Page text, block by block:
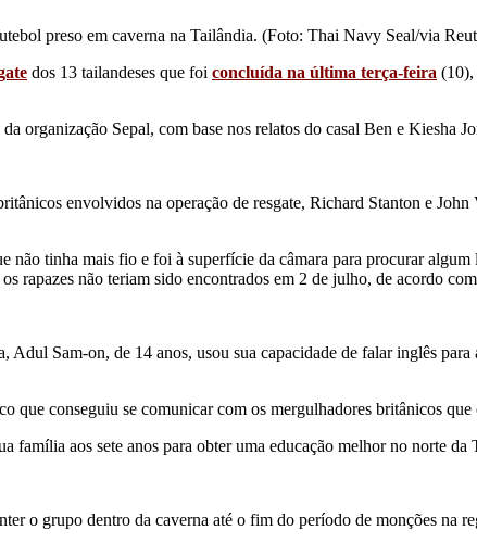
preso em caverna na Tailândia. (Foto: Thai Navy Seal/via
dos 13 tailandeses que foi concluída na última terça-feira (10),
organização Sepal, com base nos relatos do casal Ben e Kiesha
envolvidos na operação de resgate, Richard Stanton e
tinha mais fio e foi à superfície da câmara para procurar
rapazes não teriam sido encontrados em 2 de julho, de acordo
Sam-on, de 14 anos, usou sua capacidade de falar inglês
conseguiu se comunicar com os mergulhadores britânicos
família aos sete anos para obter uma educação melhor no norte
o grupo dentro da caverna até o fim do período de monções na